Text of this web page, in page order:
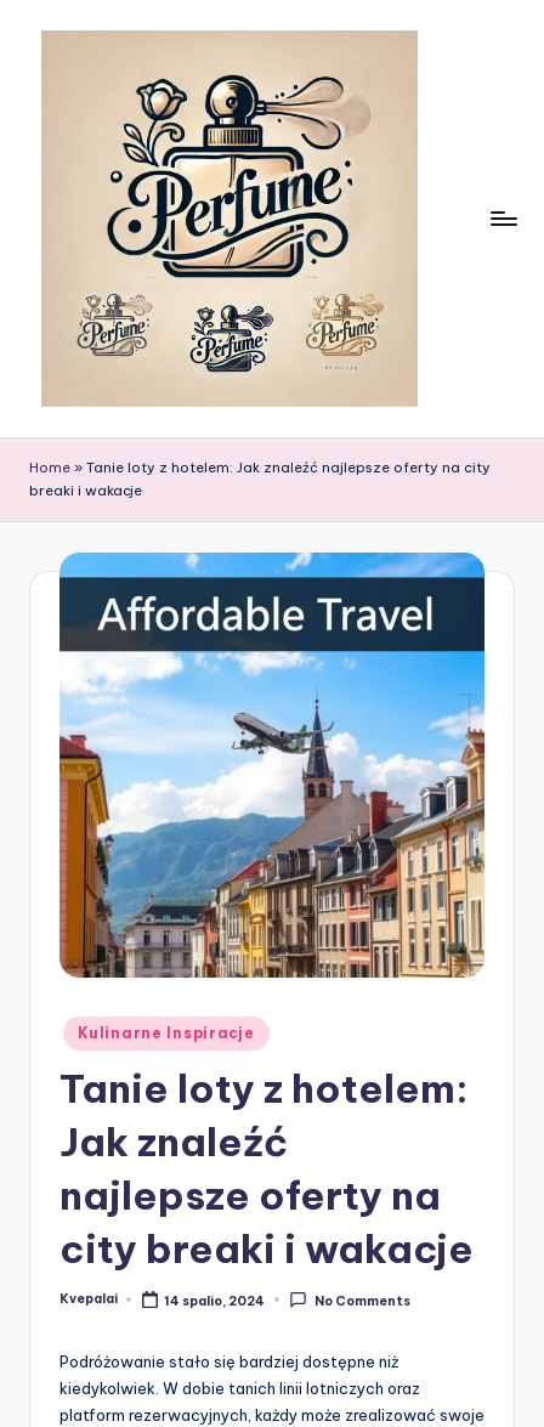
Home » Tanie loty z hotelem: Jak znaleźć najlepsze oferty na city
breaki i wakacje
Posted
in
Kulinarne Inspiracje
Tanie loty z hotelem:
Jak znaleźć
najlepsze oferty na
city breaki i wakacje
Posted
Kvepalai 14 spalio, 2024 No Comments
Podróżowanie stało się bardziej dostępne niż
kiedykolwiek. W dobie tanich linii lotniczych oraz
platform rezerwacyjnych, każdy może zrealizować swoje